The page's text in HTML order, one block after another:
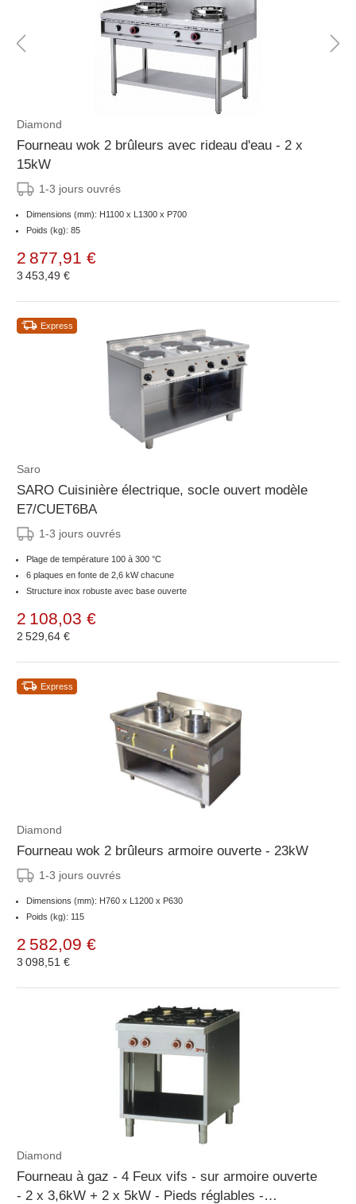
Diamond
Fourneau wok 2 brûleurs avec rideau d'eau - 2 x
15kW
1-3 jours ouvrés
Dimensions (mm): H1100 x L1300 x P700
Poids (kg): 85
2 877,91 €
3 453,49 €
Express
Saro
SARO Cuisinière électrique, socle ouvert modèle
E7/CUET6BA
1-3 jours ouvrés
Plage de température 100 à 300 °C
6 plaques en fonte de 2,6 kW chacune
Structure inox robuste avec base ouverte
2 108,03 €
2 529,64 €
Express
Diamond
Fourneau wok 2 brûleurs armoire ouverte - 23kW
1-3 jours ouvrés
Dimensions (mm): H760 x L1200 x P630
Poids (kg): 115
2 582,09 €
3 098,51 €
Diamond
Fourneau à gaz - 4 Feux vifs - sur armoire ouverte
- 2 x 3,6kW + 2 x 5kW - Pieds réglables -